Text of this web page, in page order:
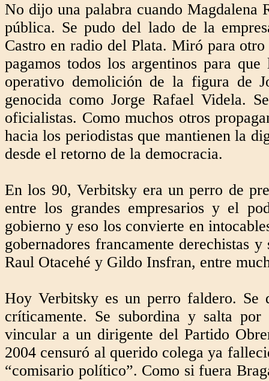
No dijo una palabra cuando Magdalena
pública. Se pudo del lado de la
Castro en radio del Plata. Miró para
pagamos todos los argentinos para
operativo demolición de la figura de
genocida como Jorge Rafael Videla.
oficialistas. Como muchos otros
hacia los periodistas que mantienen la
desde el retorno de la democracia.
En los 90, Verbitsky era un perro de
entre los grandes empresarios y el
gobierno y eso los convierte en
gobernadores francamente derechistas
Raul Otacehé y Gildo Insfran, entre
Hoy Verbitsky es un perro faldero.
críticamente. Se subordina y salta
vincular a un dirigente del Partido
2004 censuró al querido colega ya
“comisario político”. Como si fuera